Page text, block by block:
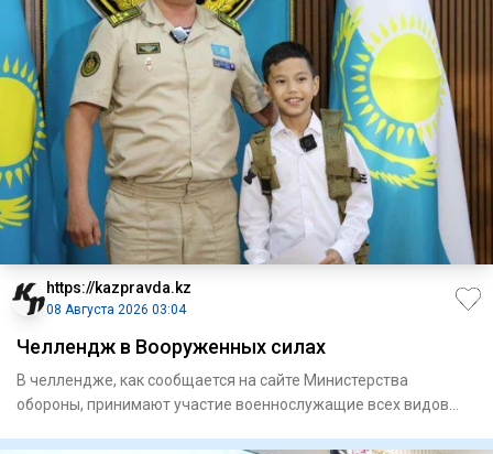
https://kazpravda.kz
08 Августа 2026 03:04
Челлендж в Вооруженных силах
В челлендже, как сообщается на сайте Министерства
обороны, принимают участие военнослужащие всех видов